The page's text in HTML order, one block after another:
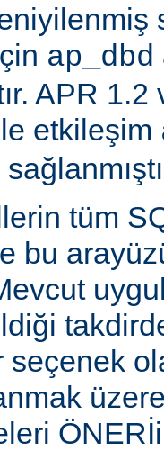
ap_dbd
APR
etkileşim
tüm
bu
seçenek